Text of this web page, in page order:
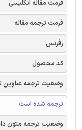
فرمت مقاله انگلیسی
فرمت ترجمه مقاله
رفرنس
کد محصول
وضعیت ترجمه عناوین
ترجمه شده است
وضعیت ترجمه متون